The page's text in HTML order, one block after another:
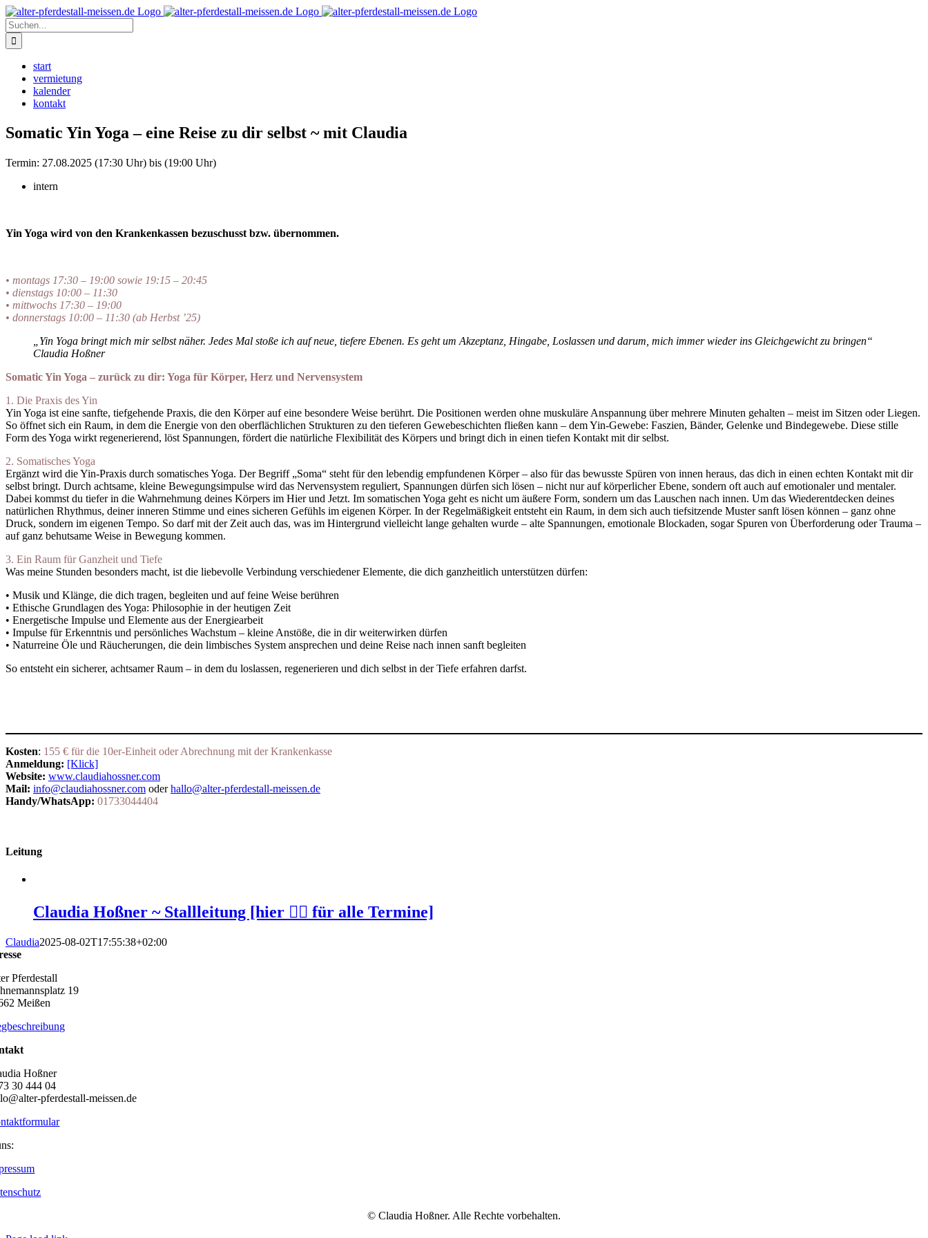
Zum
Inhalt
springen
Instagram
Suche
nach:
start
vermietung
kalender
kontakt
Somatic Yin Yoga – eine Reise zu dir selbst ~ mit Claudia
Termin: 27.08.2025 (17:30 Uhr) bis (19:00 Uhr)
intern
Yin Yoga wird von den Krankenkassen bezuschusst bzw. übernommen.
• montags 17:30 – 19:00 sowie 19:15 – 20:45
• dienstags 10:00 – 11:30
• mittwochs 17:30 – 19:00
• donnerstags 10:00 – 11:30 (ab Herbst ’25)
„Yin Yoga bringt mich mir selbst näher. Jedes Mal stoße ich auf neue, tiefere Ebenen. Es geht um Akzeptanz, Hingabe, Loslassen und darum, mich immer wieder ins Gleichgewicht zu bringen“
Claudia Hoßner
Somatic Yin Yoga – zurück zu dir: Yoga für Körper, Herz und Nervensystem
1. Die Praxis des Yin
Yin Yoga ist eine sanfte, tiefgehende Praxis, die den Körper auf eine besondere Weise berührt. Die Positionen werden ohne muskuläre Anspannung über mehrere Minuten gehalten – meist im Sitzen oder Liegen.
So öffnet sich ein Raum, in dem die Energie von den oberflächlichen Strukturen zu den tieferen Gewebeschichten fließen kann – dem Yin-Gewebe: Faszien, Bänder, Gelenke und Bindegewebe. Diese stille
Form des Yoga wirkt regenerierend, löst Spannungen, fördert die natürliche Flexibilität des Körpers und bringt dich in einen tiefen Kontakt mit dir selbst.
2. Somatisches Yoga
Ergänzt wird die Yin-Praxis durch somatisches Yoga. Der Begriff „Soma“ steht für den lebendig empfundenen Körper – also für das bewusste Spüren von innen heraus, das dich in einen echten Kontakt mit dir
selbst bringt. Durch achtsame, kleine Bewegungsimpulse wird das Nervensystem reguliert, Spannungen dürfen sich lösen – nicht nur auf körperlicher Ebene, sondern oft auch auf emotionaler und mentaler.
Dabei kommst du tiefer in die Wahrnehmung deines Körpers im Hier und Jetzt. Im somatischen Yoga geht es nicht um äußere Form, sondern um das Lauschen nach innen. Um das Wiederentdecken deines
natürlichen Rhythmus, deiner inneren Stimme und eines sicheren Gefühls im eigenen Körper. In der Regelmäßigkeit entsteht ein Raum, in dem sich auch tiefsitzende Muster sanft lösen können – ganz ohne
Druck, sondern im eigenen Tempo. So darf mit der Zeit auch das, was im Hintergrund vielleicht lange gehalten wurde – alte Spannungen, emotionale Blockaden, sogar Spuren von Überforderung oder Trauma –
auf ganz behutsame Weise in Bewegung kommen.
3. Ein Raum für Ganzheit und Tiefe
Was meine Stunden besonders macht, ist die liebevolle Verbindung verschiedener Elemente, die dich ganzheitlich unterstützen dürfen:
• Musik und Klänge, die dich tragen, begleiten und auf feine Weise berühren
• Ethische Grundlagen des Yoga: Philosophie in der heutigen Zeit
• Energetische Impulse und Elemente aus der Energiearbeit
• Impulse für Erkenntnis und persönliches Wachstum – kleine Anstöße, die in dir weiterwirken dürfen
• Naturreine Öle und Räucherungen, die dein limbisches System ansprechen und deine Reise nach innen sanft begleiten
So entsteht ein sicherer, achtsamer Raum – in dem du loslassen, regenerieren und dich selbst in der Tiefe erfahren darfst.
Kosten: 155 € für die 10er-Einheit oder Abrechnung mit der Krankenkasse
Anmeldung: [Klick]
Website: www.claudiahossner.com
Mail: info@claudiahossner.com oderhallo@alter-pferdestall-meissen.de
Handy/WhatsApp: 01733044404
Leitung
Claudia Hoßner ~ Stallleitung [hier 👆🏻 für alle Termine]
Claudia2025-08-02T17:55:38+02:00
Pferdestall
19
Meißen
Hoßner
30 444 04
pferdestall-meissen.de
© Claudia Hoßner. Alle Rechte vorbehalten.